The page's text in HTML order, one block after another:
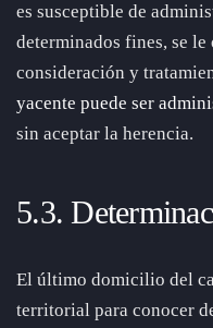
es susceptible de
determinados fines, se
consideración y
yacente puede ser
sin aceptar la herencia.
5.3.
El último domicilio del
territorial para conocer